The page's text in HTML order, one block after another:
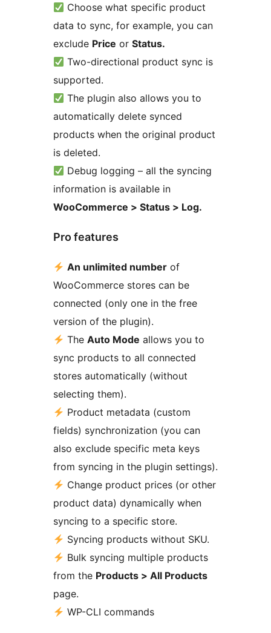
Choose what specific product
data to sync, for example, you can
exclude Price or Status.
Two-directional product sync is
supported.
The plugin also allows you to
automatically delete synced
products when the original product
is deleted.
Debug logging – all the syncing
information is available in
WooCommerce > Status > Log.
Pro features
An unlimited number of
WooCommerce stores can be
connected (only one in the free
version of the plugin).
TheAuto Mode allows you to
sync products to all connected
stores automatically (without
selecting them).
Product metadata (custom
fields) synchronization (you can
also exclude specific meta keys
from syncing in the plugin settings).
Change product prices (or other
product data) dynamically when
syncing to a specific store.
Syncing products without SKU.
Bulk syncing multiple products
from the Products > All Products
page.
WP-CLI commands